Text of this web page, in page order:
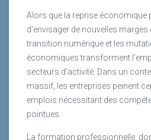
Alors que la reprise économique
d’envisager de nouvelles
transition numérique et les
économiques transforment
secteurs d’activité. Dans un
massif, les entreprises peinent
emplois nécessitant des
pointues.
La formation professionnelle,